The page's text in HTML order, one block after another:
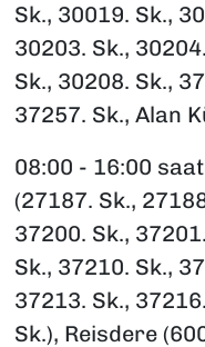
Sk., 30019. Sk.,
30203. Sk.,
Sk., 30208. Sk.,
37257. Sk., Alan
08:00 - 16:00
(27187. Sk.,
37200. Sk.,
Sk., 37210. Sk.,
37213. Sk.,
Sk.), Reisdere